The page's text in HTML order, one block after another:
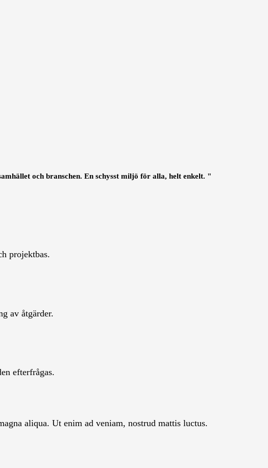
och branschen. En schysst miljö för alla, helt enkelt. "
projektbas.
av åtgärder.
efterfrågas.
aliqua. Ut enim ad veniam, nostrud mattis luctus.